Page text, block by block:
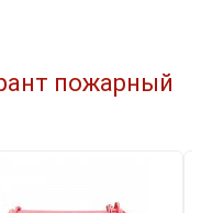
пожарный